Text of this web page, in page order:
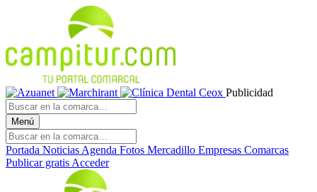
Publicidad
Menú
Portada Noticias Agenda Fotos Mercadillo Empresas Comarcas
Publicar gratis Acceder